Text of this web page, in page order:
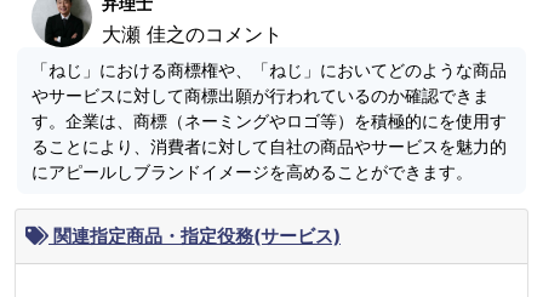
大瀬 佳之のコメント
「ねじ」における商標権や、「ねじ」においてどのような商品
やサービスに対して商標出願が行われているのか確認できま
す。企業は、商標（ネーミングやロゴ等）を積極的にを使用す
ることにより、消費者に対して自社の商品やサービスを魅力的
にアピールしブランドイメージを高めることができます。
関連指定商品・指定役務(サービス)